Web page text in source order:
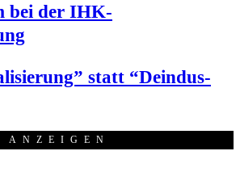
bei der IHK-
statt “Deindus­
ANZEI­GEN